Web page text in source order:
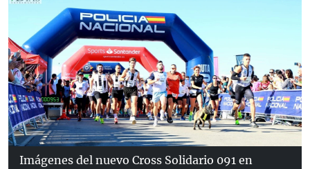
Imágenes del nuevo Cross Solidario 091 en